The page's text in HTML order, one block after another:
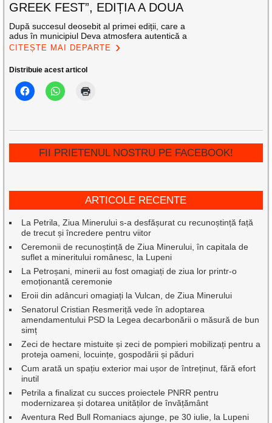
GREEK FEST”, EDIȚIA A DOUA
După succesul deosebit al primei ediții, care a
adus în municipiul Deva atmosfera autentică a
CITEȘTE MAI DEPARTE
Distribuie acest articol
FII PRIETENUL NOSTRU PE FACEBOOK!
ARTICOLE RECENTE
La Petrila, Ziua Minerului s-a desfășurat cu recunoștință față
de trecut și încredere pentru viitor
Ceremonii de recunoștință de Ziua Minerului, în capitala de
suflet a mineritului românesc, la Lupeni
La Petroșani, minerii au fost omagiați de ziua lor printr-o
emoționantă ceremonie
Eroii din adâncuri omagiați la Vulcan, de Ziua Minerului
Senatorul Cristian Resmeriță vede în adoptarea
amendamentului PSD la Legea decarbonării o măsură de bun
simț
Zeci de hectare mistuite și zeci de pompieri mobilizați pentru a
proteja oameni, locuințe, gospodării și păduri
Cum arată un spațiu exterior mai ușor de întreținut, fără efort
inutil
Petrila a finalizat cu succes proiectele PNRR pentru
modernizarea și dotarea unităților de învățământ
Aventura Red Bull Romaniacs ajunge, pe 30 iulie, la Lupeni